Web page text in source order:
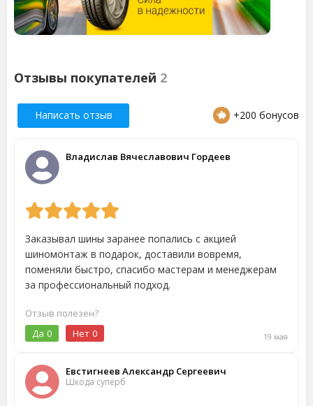
Отзывы покупателей 2
Владислав Вячеславович Гордеев
19 мая
Заказывал шины заранее попались с акцией
шиномонтаж в подарок, доставили вовремя,
поменяли быстро, спасибо мастерам и менеджерам
за профессиональный подход.
Отзыв полезен?
Да 0 Нет 0
Евстигнеев Александр Сергеевич
Шкода суперб
Написать отзыв +200 бонусов